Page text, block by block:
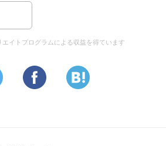
イトプログラムによる収益を得ています